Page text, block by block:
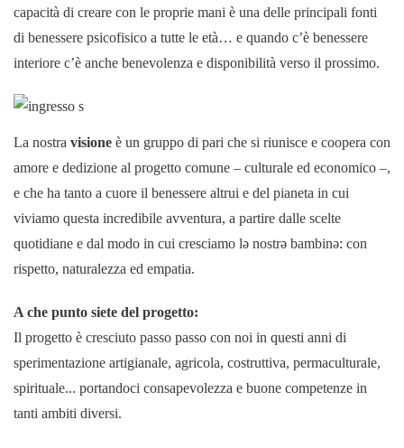
capacità di creare con le proprie mani è una delle principali fonti
di benessere psicofisico a tutte le età… e quando c’è benessere
interiore c’è anche benevolenza e disponibilità verso il prossimo.
La nostra visione è un gruppo di pari che si riunisce e coopera con
amore e dedizione al progetto comune – culturale ed economico –,
e che ha tanto a cuore il benessere altrui e del pianeta in cui
viviamo questa incredibile avventura, a partire dalle scelte
quotidiane e dal modo in cui cresciamo lə nostrə bambinə: con
rispetto, naturalezza ed empatia.
A che punto siete del progetto:
Il progetto è cresciuto passo passo con noi in questi anni di
sperimentazione artigianale, agricola, costruttiva, permaculturale,
spirituale... portandoci consapevolezza e buone competenze in
tanti ambiti diversi.